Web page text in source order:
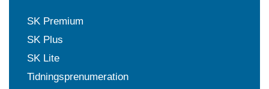
SK Premium
SK Plus
SK Lite
Tidningsprenumeration